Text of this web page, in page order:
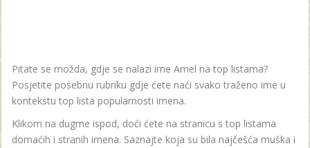
Pitate se možda, gdje se nalazi ime Amel na top listama?
Posjetite posebnu rubriku gdje ćete naći svako traženo ime u
kontekstu top lista popularnosti imena.
Klikom na dugme ispod, doći ćete na stranicu s top listama
domaćih i stranih imena. Saznajte koja su bila najčešća muška i